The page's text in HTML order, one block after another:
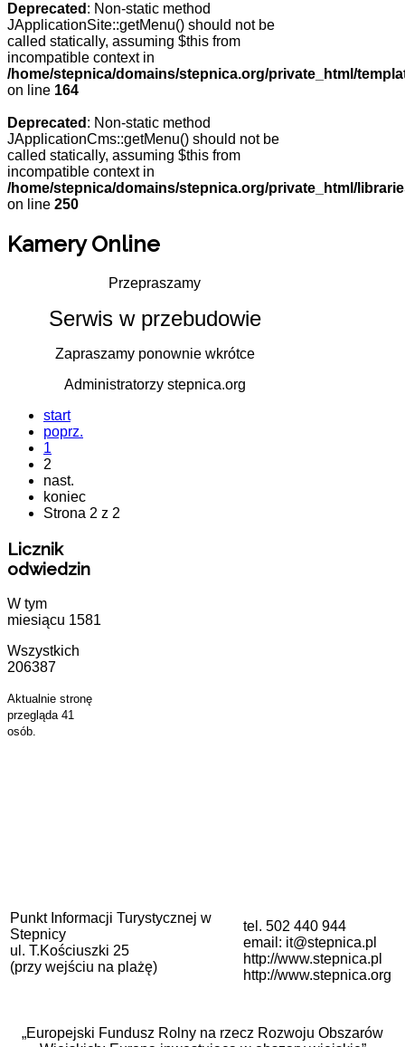
Deprecated : Non-static method
JApplicationSite::getMenu() should not be
called statically, assuming $this from
incompatible context in
/home/stepnica/domains/stepnica.org/private_html/
on line 164
Deprecated : Non-static method
JApplicationCms::getMenu() should not be
called statically, assuming $this from
incompatible context in
/home/stepnica/domains/stepnica.org/private_html/
on line 250
Kamery Online
Przepraszamy
Serwis w przebudowie
Zapraszamy ponownie wkrótce
Administratorzy stepnica.org
start
poprz.
1
2
nast.
koniec
Strona 2 z 2
Licznik
odwiedzin
W tym
miesiącu 1581
Wszystkich
206387
Aktualnie stronę
przegląda 41
osób.
Punkt Informacji Turystycznej w
Stepnicy
ul. T.Kościuszki 25
(przy wejściu na plażę)
tel. 502 440 944
email: it@stepnica.pl
http://www.stepnica.pl
http://www.stepnica.org
„Europejski Fundusz Rolny na rzecz Rozwoju Obszarów